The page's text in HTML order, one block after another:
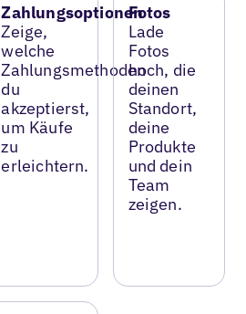
Zahlungsoptionen
Zeige,
welche
Zahlungsmethoden
du
akzeptierst,
um Käufe
zu
erleichtern.
Fotos
Lade
Fotos
hoch, die
deinen
Standort,
deine
Produkte
und dein
Team
zeigen.